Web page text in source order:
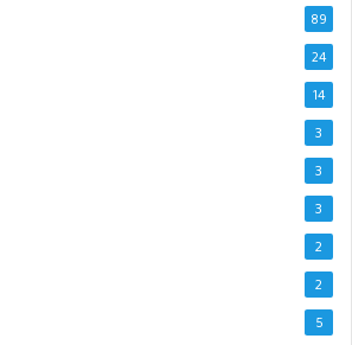
89
24
14
3
3
3
2
2
5